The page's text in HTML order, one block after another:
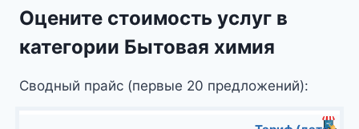
Оцените стоимость услуг в
категории Бытовая химия
Сводный прайс (первые 20 предложений):